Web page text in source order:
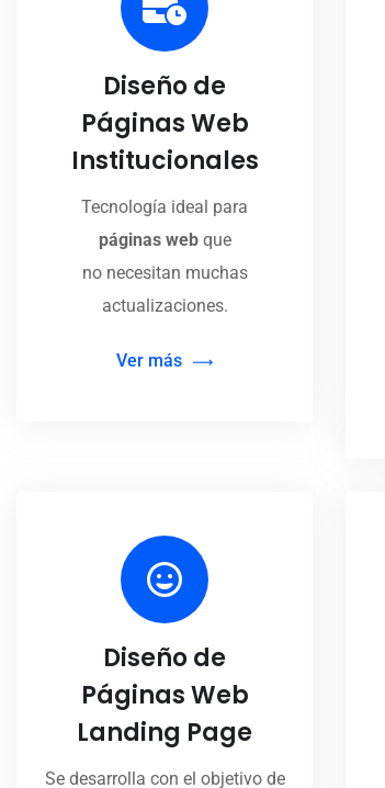
Diseño de
Páginas Web
Institucionales
Tecnología ideal para
páginas webque
no necesitan muchas
actualizaciones.
Ver más
Diseño de
Páginas Web
Landing Page
Se desarrolla con el objetivo de